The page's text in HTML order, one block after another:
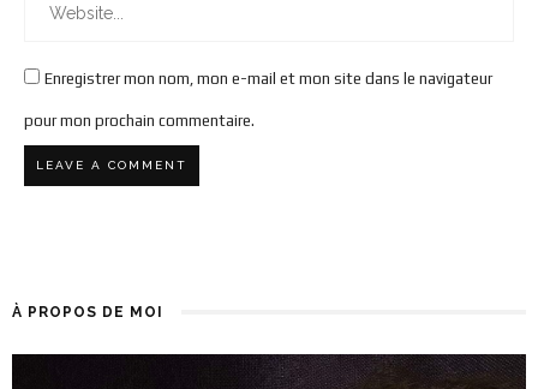
Enregistrer mon nom, mon e-mail et mon site dans le navigateur
pour mon prochain commentaire.
À PROPOS DE MOI